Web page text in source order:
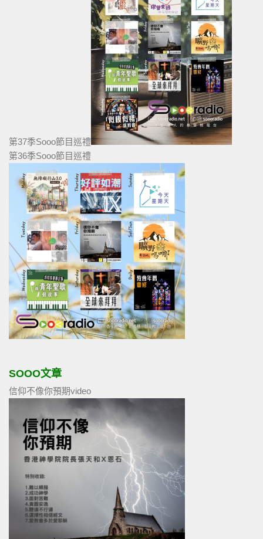
第37季Sooo節目巡禮
第36季Sooo節目巡禮
SOOO文章
信仰不像你預期video